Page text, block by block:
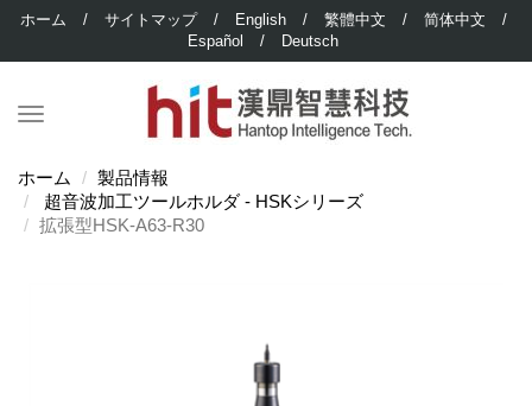
ホーム / サイトマップ / English / 繁體中文 / 简体中文
/
Español
/ Deutsch
ホーム
製品情報
超音波加工ツールホルダ - HSKシリーズ
拡張型HSK-A63-R30